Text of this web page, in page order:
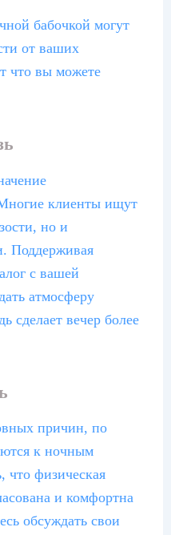
бабочкой могут
от ваших
что вы можете
клиенты ищут
но и
Поддерживая
с вашей
атмосферу
сделает вечер более
причин, по
к ночным
что физическая
и комфортна
обсуждать свои